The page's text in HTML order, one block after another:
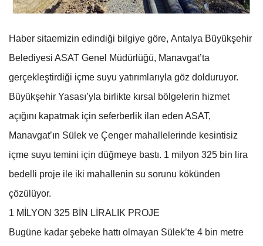
Haber sitaemizin edindiği bilgiye göre, Antalya Büyükşehir
Belediyesi ASAT Genel Müdürlüğü, Manavgat’ta
gerçekleştirdiği içme suyu yatırımlarıyla göz dolduruyor.
Büyükşehir Yasası’yla birlikte kırsal bölgelerin hizmet
açığını kapatmak için seferberlik ilan eden ASAT,
Manavgat’ın Sülek ve Çenger mahallelerinde kesintisiz
içme suyu temini için düğmeye bastı. 1 milyon 325 bin lira
bedelli proje ile iki mahallenin su sorunu kökünden
çözülüyor.
1 MİLYON 325 BİN LİRALIK PROJE
Bugüne kadar şebeke hattı olmayan Sülek’te 4 bin metre